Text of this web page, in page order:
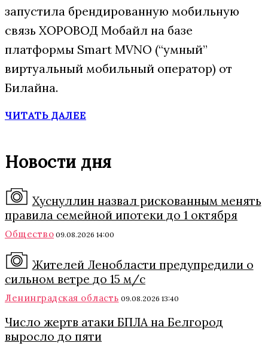
запустила брендированную мобильную
связь ХОРОВОД Мобайл на базе
платформы Smart MVNO (“умный”
виртуальный мобильный оператор) от
Билайна.
ЧИТАТЬ ДАЛЕЕ
Новости дня
Хуснуллин назвал рискованным менять
правила семейной ипотеки до 1 октября
Общество 09.08.2026 14:00
Жителей Ленобласти предупредили о
сильном ветре до 15 м/с
Ленинградская область 09.08.2026 13:40
Число жертв атаки БПЛА на Белгород
выросло до пяти